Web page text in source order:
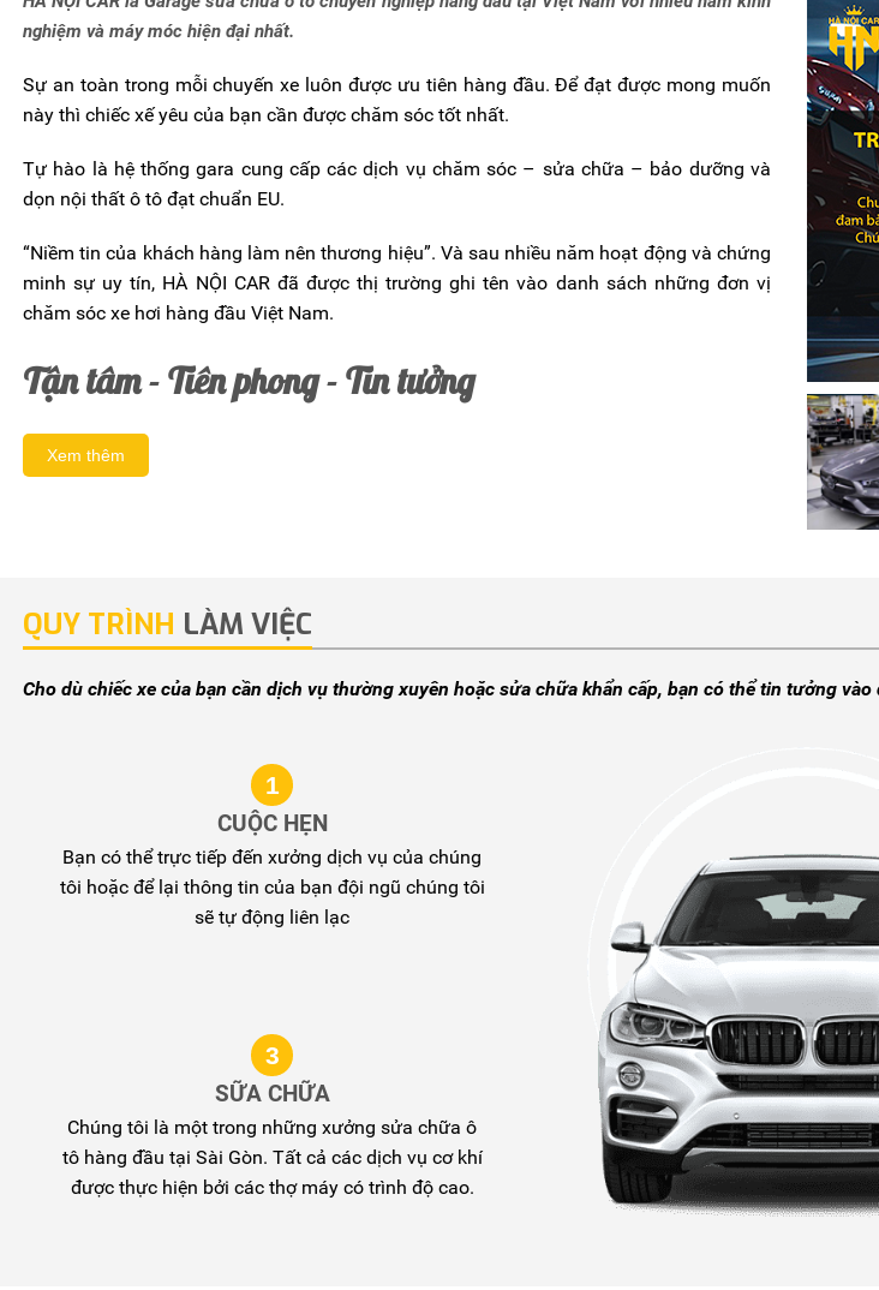
nghiệm và máy móc hiện đại nhất.
Sự an toàn trong mỗi chuyến xe luôn được ưu tiên hàng đầu. Để đạt được mong muốn
này thì chiếc xế yêu của bạn cần được chăm sóc tốt nhất.
Tự hào là hệ thống gara cung cấp các dịch vụ chăm sóc – sửa chữa – bảo dưỡng và
dọn nội thất ô tô đạt chuẩn EU.
“Niềm tin của khách hàng làm nên thương hiệu”. Và sau nhiều năm hoạt động và chứng
minh sự uy tín, HÀ NỘI CAR đã được thị trường ghi tên vào danh sách những đơn vị
chăm sóc xe hơi hàng đầu Việt Nam.
Tận tâm - Tiên phong - Tin tưởng
Xem thêm
QUY TRÌNH LÀM VIỆC
Cho dù chiếc xe của bạn cần dịch vụ thường xuyên hoặc sửa chữa khẩn cấp, bạn có thể tin tưởng
1
CUỘC HẸN
Bạn có thể trực tiếp đến xưởng dịch vụ của chúng
tôi hoặc để lại thông tin của bạn đội ngũ chúng tôi
sẽ tự động liên lạc
3
SỮA CHỮA
Chúng tôi là một trong những xưởng sửa chữa ô
tô hàng đầu tại Sài Gòn. Tất cả các dịch vụ cơ khí
được thực hiện bởi các thợ máy có trình độ cao.